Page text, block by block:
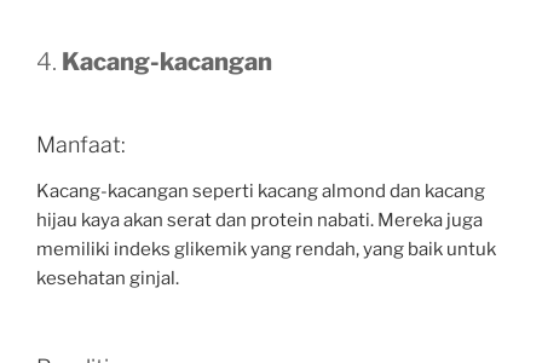
4. Kacang-kacangan
Manfaat:
Kacang-kacangan seperti kacang almond dan kacang
hijau kaya akan serat dan protein nabati. Mereka juga
memiliki indeks glikemik yang rendah, yang baik untuk
kesehatan ginjal.